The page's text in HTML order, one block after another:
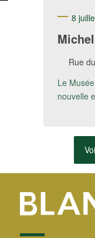
8
Rue
Le
nouvelle